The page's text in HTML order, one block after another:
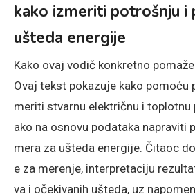
kako izmeriti potrošnju i
ušteda energije
Kako ovaj vodič konkretno
Ovaj tekst pokazuje kako pomoću
meriti stvarnu električnu i
ako na osnovu podataka napraviti
mera za ušteda energije. Čitaoc
e za merenje, interpretaciju
va i očekivanih ušteda, uz